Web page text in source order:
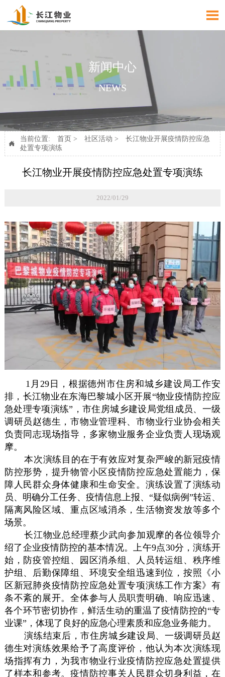

新闻中心
NEWS

当前位置: 首页 > 社区活动 >
长江物业开展疫情防控应急
处置专项演练
长江物业开展疫情防控应急处置专项演练
2022/01/29
1月29日，根据德州市住房和城乡建设局工作安
排，长江物业在东海巴黎城小区开展“物业疫情防控应
急处理专项演练”，市住房城乡建设局党组成员、一级
调研员赵德生，市物业管理科、市物业行业协会相关
负责同志现场指导，多家物业服务企业负责人现场观
摩。
本次演练目的在于有效应对复杂严峻的新冠疫情
防控形势，提升物管小区疫情防控应急处置能力，保
障人民群众身体健康和生命安全。演练设置了演练动
员、明确分工任务、疫情信息上报、“疑似病例”转运、
隔离风险区域、重点区域消杀，生活物资发放等多个
场景。
长江物业总经理蔡少武向参加观摩的各位领导介
绍了企业疫情防控的基本情况。上午9点30分，演练开
始，防疫管控组、园区消杀组、人员转运组、秩序维
护组、后勤保障组、环境安全组迅速到位，按照《小
区新冠肺炎疫情防控应急处置专项演练工作方案》有
条不紊的展开。全体参与人员职责明确、响应迅速、
各个环节密切协作，鲜活生动的重温了疫情防控的“专
业课”，体现了良好的应急心理素质和应急业务能力。
演练结束后，市住房城乡建设局、一级调研员赵
德生对演练效果给予了高度评价，他认为本次演练现
场指挥有力，为我市物业行业疫情防控应急处置提供
了样本和参考。疫情防控事关人民群众切身利益，在